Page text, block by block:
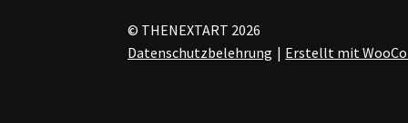
© THENEXTART 2026
Datenschutzbelehrung
Erstellt mit